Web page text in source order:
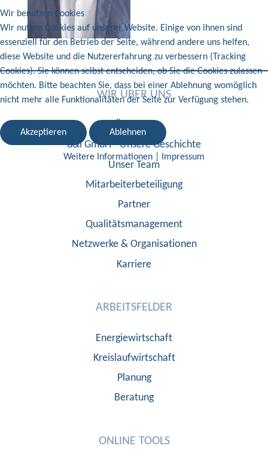
WIR ÜBER UNS
u&i GmbH - Unsere Geschichte
Unser Team
Mitarbeiterbeteiligung
Partner
Qualitätsmanagement
Netzwerke & Organisationen
Karriere
ARBEITSFELDER
Energiewirtschaft
Kreislaufwirtschaft
Planung
Beratung
ONLINE TOOLS
Wir benutzen Cookies
Wir nutzen Cookies auf unserer Website. Einige von ihnen sind
essenziell für den Betrieb der Seite, während andere uns helfen,
diese Website und die Nutzererfahrung zu verbessern (Tracking
Cookies). Sie können selbst entscheiden, ob Sie die Cookies zulassen
möchten. Bitte beachten Sie, dass bei einer Ablehnung womöglich
nicht mehr alle Funktionalitäten der Seite zur Verfügung stehen.
Akzeptieren Ablehnen
Weitere Informationen Impressum